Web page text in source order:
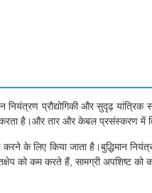
प्रौद्योगिकी और सुदृढ़ यांत्रिक
करता है।और तार और केबल प्रसंस्करण में
के लिए किया जाता है।बुद्धिमान
को कम करते हैं, सामग्री अपशिष्ट को